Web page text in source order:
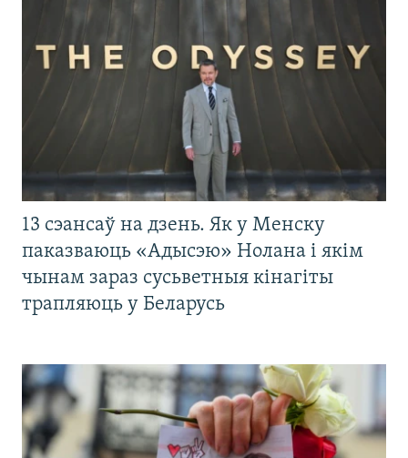
13 сэансаў на дзень. Як у Менску
паказваюць «Адысэю» Нолана і якім
чынам зараз сусьветныя кінагіты
трапляюць у Беларусь